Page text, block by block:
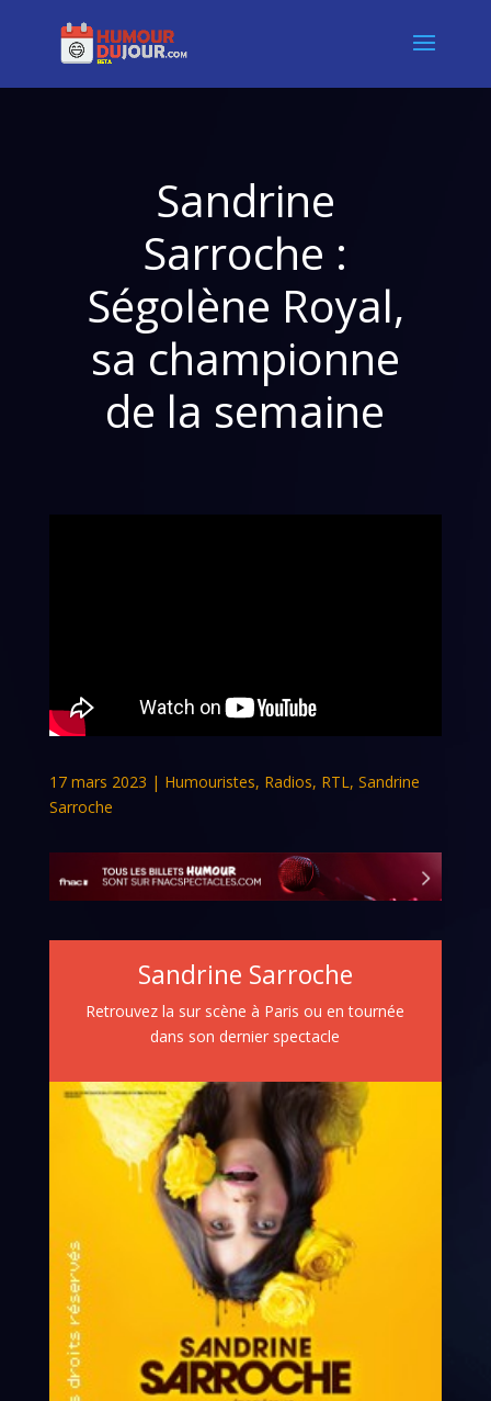
Sandrine
Sarroche :
Ségolène Royal,
sa championne
de la semaine
17 mars 2023 | Humouristes, Radios, RTL , Sandrine
Sarroche
Sandrine Sarroche
Retrouvez la sur scène à Paris ou en tournée
dans son dernier spectacle